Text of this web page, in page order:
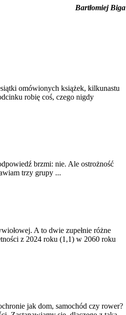
Bartłomiej Biga
omówionych książek, kilkunastu
robię coś, czego nigdy
brzmi: nie. Ale ostrożność
trzy grupy ...
A to dwie zupełnie różne
z 2024 roku (1,1) w 2060 roku
jak dom, samochód czy rower?